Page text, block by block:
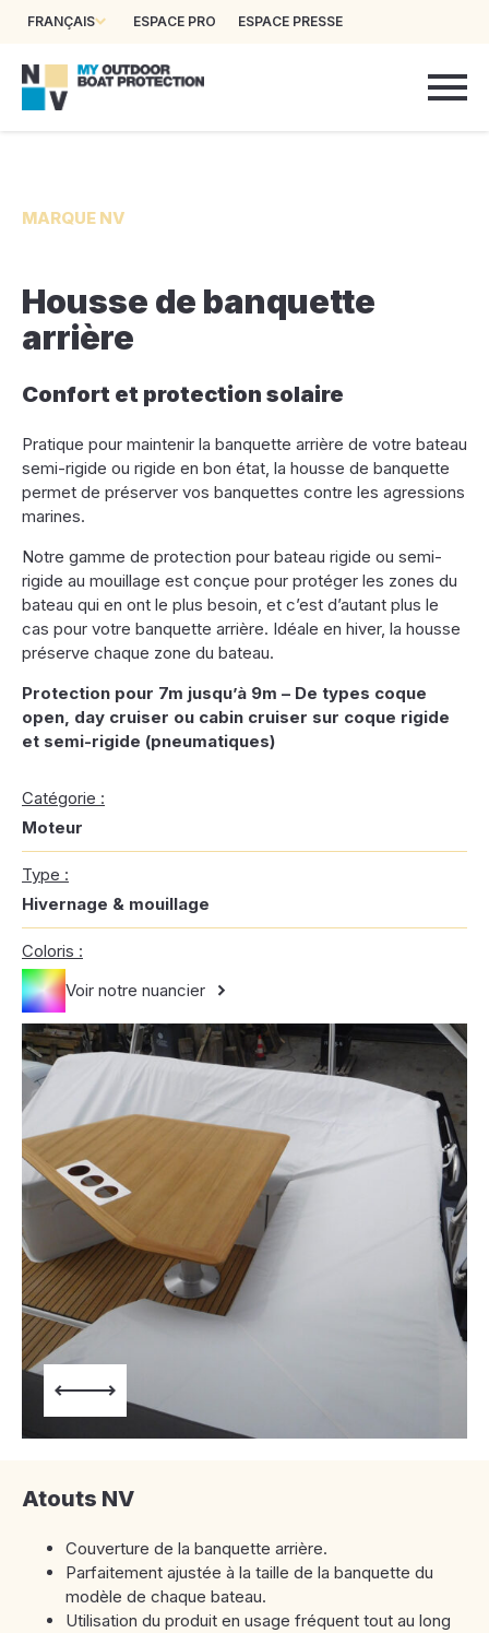
FRANÇAIS ESPACE PRO ESPACE PRESSE
MARQUE NV
Housse de banquette
arrière
Confort et protection solaire
Pratique pour maintenir la banquette arrière de votre bateau
semi-rigide ou rigide en bon état, la housse de banquette
permet de préserver vos banquettes contre les agressions
marines.
Notre gamme de protection pour bateau rigide ou semi-
rigide au mouillage est conçue pour protéger les zones du
bateau qui en ont le plus besoin, et c’est d’autant plus le
cas pour votre banquette arrière. Idéale en hiver, la housse
préserve chaque zone du bateau.
Protection pour 7m jusqu’à 9m – De types coque
open, day cruiser ou cabin cruiser sur coque rigide
et semi-rigide (pneumatiques)
Catégorie :
Moteur
Type :
Hivernage & mouillage
Coloris :
Voir notre nuancier
Atouts NV
Couverture de la banquette arrière.
Parfaitement ajustée à la taille de la banquette du
modèle de chaque bateau.
Utilisation du produit en usage fréquent tout au long